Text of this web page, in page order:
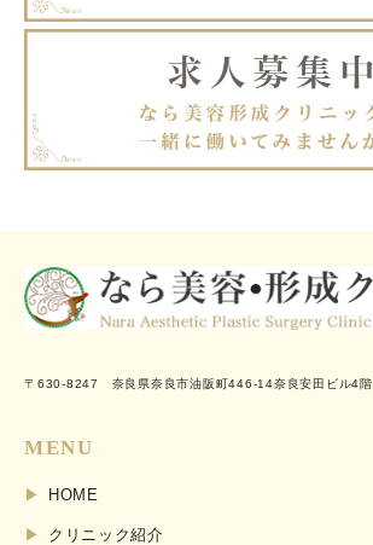
〒630-8247 奈良県奈良市油阪町446-14奈良安田ビル4階
MENU
HOME
クリニック紹介